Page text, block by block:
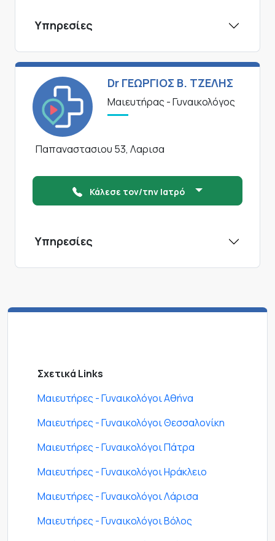
Υπηρεσίες
Dr ΓΕΩΡΓΙΟΣ Β. ΤΖΕΛΗΣ
Μαιευτήρας - Γυναικολόγος
Παπαναστασιου 53, Λαρισα
Κάλεσε τον/την Ιατρό
Υπηρεσίες
Σχετικά Links
Μαιευτήρες - Γυναικολόγοι Αθήνα
Μαιευτήρες - Γυναικολόγοι Θεσσαλονίκη
Μαιευτήρες - Γυναικολόγοι Πάτρα
Μαιευτήρες - Γυναικολόγοι Ηράκλειο
Μαιευτήρες - Γυναικολόγοι Λάρισα
Μαιευτήρες - Γυναικολόγοι Βόλος